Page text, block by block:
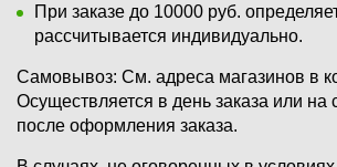
При заказе до 10000 руб.
рассчитывается индивидуально.
Самовывоз: См. адреса магазинов в
Осуществляется в день заказа или
после оформления заказа.